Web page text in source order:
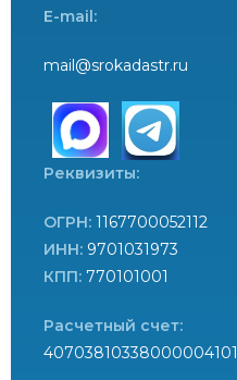
E-mail:
mail@srokadastr.ru
Реквизиты:
ОГРН: 1167700052112
ИНН: 9701031973
КПП: 770101001
Расчетный счет:
40703810338000004101